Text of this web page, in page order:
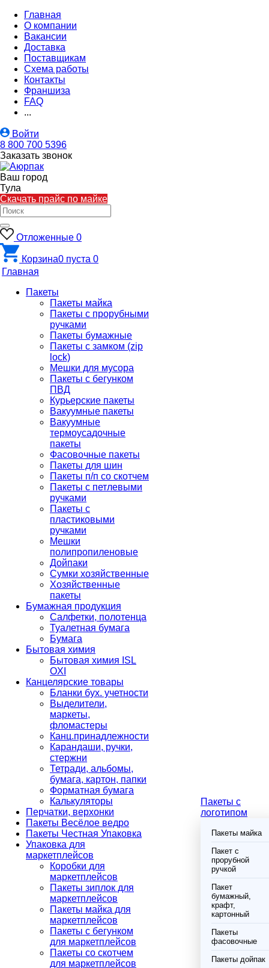
Главная
О компании
Вакансии
Доставка
Поставщикам
Схема работы
Контакты
Франшиза
FAQ
...
Войти
8 800 700 5396
Заказать звонок
Ваш город
Тула
Скачать прайс по майке
Отложенные 0
Корзина0 пуста 0
Главная
Пакеты
Пакеты майка
Пакеты с прорубными
ручками
Пакеты бумажные
Пакеты с замком (zip
lock)
Мешки для мусора
Пакеты с бегунком
ПВД
Курьерские пакеты
Вакуумные пакеты
Вакуумные
термоусадочные
пакеты
Фасовочные пакеты
Пакеты для шин
Пакеты п/п со скотчем
Пакеты с петлевыми
ручками
Пакеты с
пластиковыми
ручками
Мешки
полипропиленовые
Дойпаки
Сумки хозяйственные
Хозяйственные
пакеты
Бумажная продукция
Салфетки, полотенца
Туалетная бумага
Бумага
Бытовая химия
Бытовая химия ISL
OXI
Канцелярские товары
Бланки бух. учетности
Выделители,
маркеты,
фломастеры
Канц.принадлежности
Карандаши, ручки,
стержни
Тетради, альбомы,
бумага, картон, папки
Форматная бумага
Калькуляторы
Перчатки, верхонки
Пакеты Весёлое ведро
Пакеты Честная Упаковка
Упаковка для
маркетплейсов
Коробки для
маркетплейсов
Пакеты зиплок для
маркетплейсов
Пакеты майка для
маркетплейсов
Пакеты с бегунком
для маркетплейсов
Пакеты со скотчем
для маркетплейсов
Пакеты с
логотипом
Пакеты майка
Пакет с
прорубной
ручкой
Пакет
бумажный,
крафт,
картонный
Пакеты
фасовочные
Пакеты дойпак